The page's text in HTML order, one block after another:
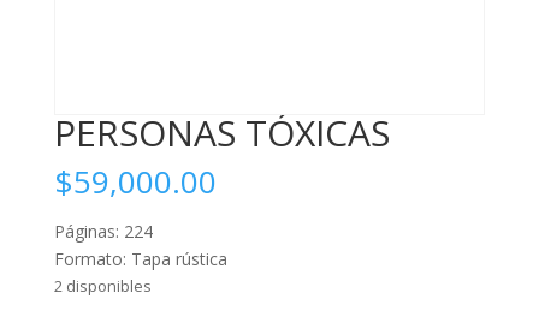
PERSONAS TÓXICAS
$59,000.00
Páginas: 224
Formato: Tapa rústica
2 disponibles